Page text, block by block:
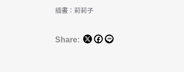
插畫：莉莉子
Share: